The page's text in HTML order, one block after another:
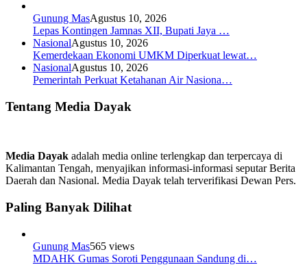
Gunung MasAgustus 10, 2026
Lepas Kontingen Jamnas XII, Bupati Jaya …
NasionalAgustus 10, 2026
Kemerdekaan Ekonomi UMKM Diperkuat lewat…
NasionalAgustus 10, 2026
Pemerintah Perkuat Ketahanan Air Nasiona…
Tentang Media Dayak
Media Dayak adalah media online terlengkap dan terpercaya di
Kalimantan Tengah, menyajikan informasi-informasi seputar Berita
Daerah dan Nasional. Media Dayak telah terverifikasi Dewan Pers.
Paling Banyak Dilihat
Gunung Mas565 views
MDAHK Gumas Soroti Penggunaan Sandung di…